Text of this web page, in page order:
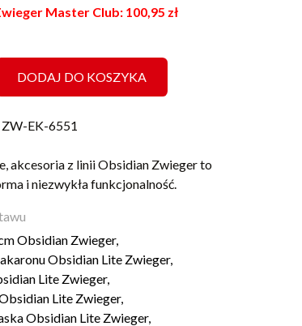
Master Club: 100,95 zł
DODAJ DO KOSZYKA
EK-6551
akcesoria z linii Obsidian Zwieger to
i niezwykła funkcjonalność.
Obsidian Zwieger,
Obsidian Lite Zwieger,
Lite Zwieger,
Lite Zwieger,
Obsidian Lite Zwieger,